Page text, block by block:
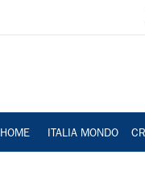
HOME ITALIA MONDO